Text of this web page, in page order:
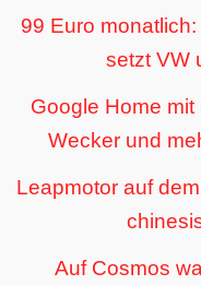
99 Euro
setzt VW
Google Home
Wecker und
Leapmotor auf
Auf Cosmos